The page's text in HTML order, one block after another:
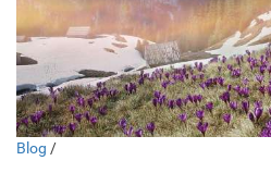
Blog /